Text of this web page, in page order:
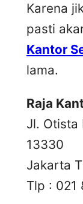
Karena
pasti
Kantor
lama.
Raja
Jl. Otista
13330
Jakarta
Tlp : 021